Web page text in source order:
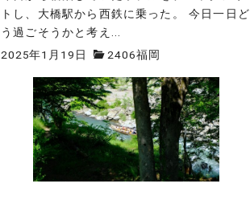
トし、大橋駅から西鉄に乗った。 今日一日ど
う過ごそうかと考え...
2025年1月19日 2406福岡